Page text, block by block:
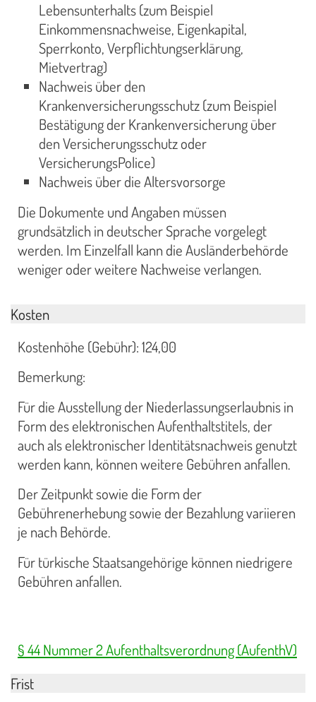
Lebensunterhalts (zum Beispiel
Einkommensnachweise, Eigenkapital,
Sperrkonto, Verpflichtungserklärung,
Mietvertrag)
Nachweis über den
Krankenversicherungsschutz (zum Beispiel
Bestätigung der Krankenversicherung über
den Versicherungsschutz oder
VersicherungsPolice)
Nachweis über die Altersvorsorge
Die Dokumente und Angaben müssen
grundsätzlich in deutscher Sprache vorgelegt
werden. Im Einzelfall kann die Ausländerbehörde
weniger oder weitere Nachweise verlangen.
Kosten
Kostenhöhe (Gebühr): 124,00
Bemerkung:
Für die Ausstellung der Niederlassungserlaubnis in
Form des elektronischen Aufenthaltstitels, der
auch als elektronischer Identitätsnachweis genutzt
werden kann, können weitere Gebühren anfallen.
Der Zeitpunkt sowie die Form der
Gebührenerhebung sowie der Bezahlung variieren
je nach Behörde.
Für türkische Staatsangehörige können niedrigere
Gebühren anfallen.
§ 44 Nummer 2 Aufenthaltsverordnung (AufenthV)
Frist